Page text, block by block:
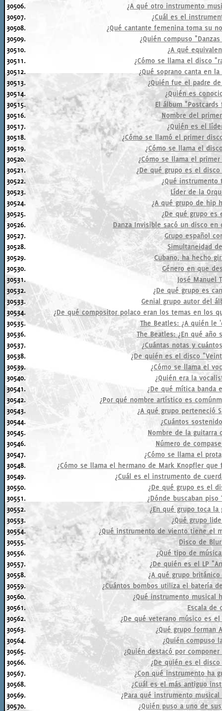
30506.
¿A qué otro instrumento
30507.
¿Cuál es el
30508.
¿Qué cantante femenina toma su
30509.
¿Quién compuso
30510.
¿A qué
30511.
¿Cómo se llama el disco
30512.
¿Qué soprano canta en la
30513.
¿Quién fue el padre
30514.
¿Quién es
30515.
El álbum
30516.
Nombre del
30517.
¿Quién es el
30518.
¿Cómo se llamó el primer
30519.
¿Cómo se llama el
30520.
¿Cómo se llama el
30521.
¿De qué grupo es el
30522.
¿Qué instrumento
30523.
Líder de la
30524.
¿A qué grupo de hip
30525.
¿De qué grupo es
30526.
Danza Invisible sacó un disco en
30527.
Grupo español
30528.
Simultaneidad
30529.
Cubano, ha hecho
30530.
Género en que
30531.
José Manuel
30532.
¿De qué grupo es
30533.
Genial grupo autor del
30534.
¿De qué compositor polaco eran los temas en los
30535.
The Beatles: ¿A quién le
30536.
The Beatles: ¿En qué
30537.
¿Cuántas notas y
30538.
¿De quién es el disco
30539.
¿Cómo se llama el
30540.
¿Quién era la
30541.
¿De qué mítica banda
30542.
¿Por qué nombre artístico es
30543.
¿A qué grupo perteneció
30544.
¿Cuántos
30545.
Nombre de la guitarra
30546.
Número de
30547.
¿Cómo se llama el
30548.
¿Cómo se llama el hermano de Mark Knopfler
30549.
¿Cuál es el instrumento de
30550.
¿De qué grupo es el
30551.
¿Dónde buscaban piso
30552.
¿En qué grupo toca la
30553.
¿Qué grupo
30554.
¿Qué instrumento de viento tiene el
30555.
Disco de
30556.
¿Qué tipo de
30557.
¿De quién es el LP
30558.
¿A qué grupo
30559.
¿Cuántos bombos utiliza el batería
30560.
¿Qué instrumento musical
30561.
Escala de
30562.
¿De qué veterano músico es
30563.
¿Qué grupo forman
30564.
¿Quién compuso
30565.
¿Quién destacó por
30566.
¿De quién es el
30567.
¿Con qué instrumento ha
30568.
¿Cuál es el más antiguo
30569.
¿Para qué instrumento
30570.
¿Quién puso a uno de